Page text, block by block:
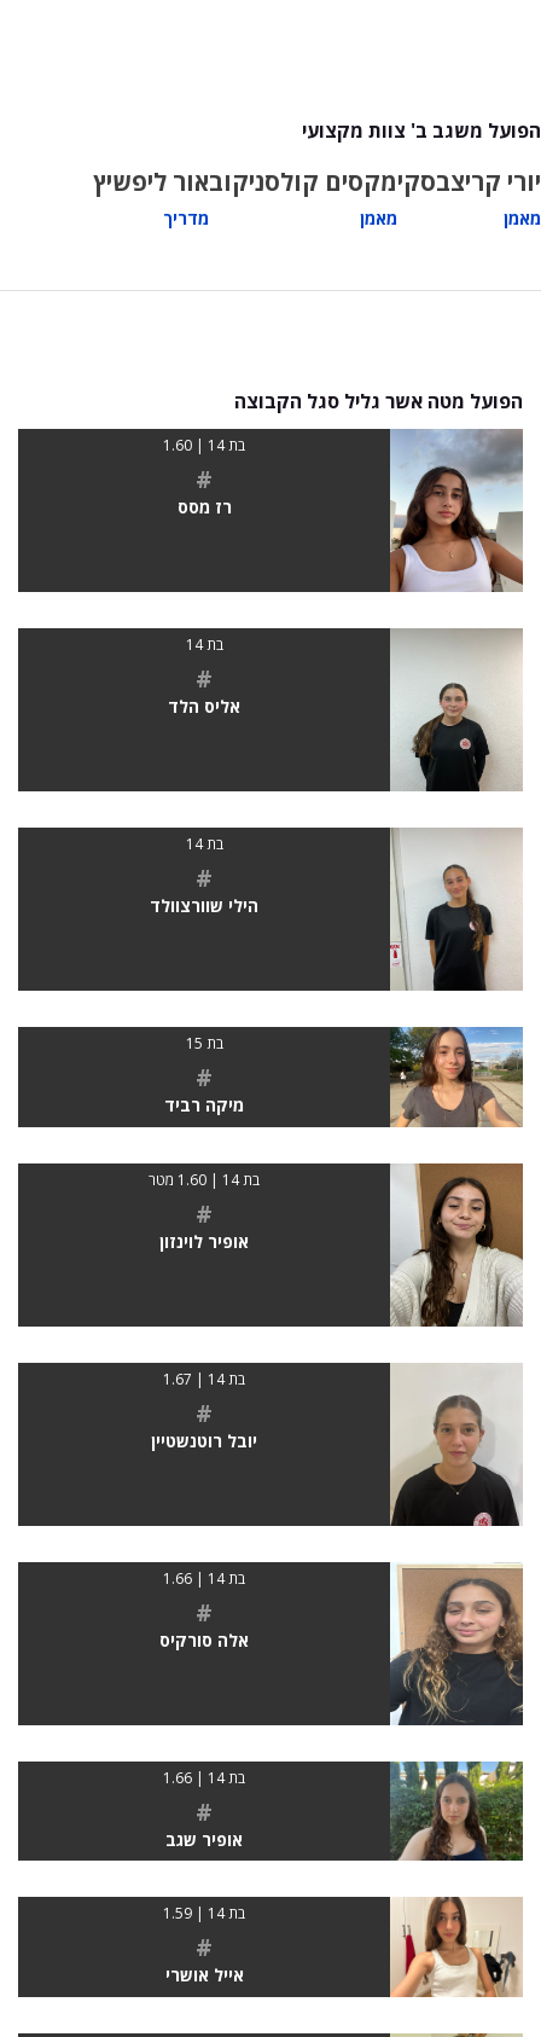
הפועל משגב ב' צוות מקצועי
יורי קריצבסקי
מאמן
מקסים קולסניקוב
מאמן
אור ליפשיץ
מדריך
הפועל מטה אשר גליל סגל הקבוצה
בת 14 | 1.60
#
רז מסס
בת 14
#
אליס הלד
בת 14
#
הילי שוורצוולד
בת 15
#
מיקה רביד
בת 14 | 1.60 מטר
#
אופיר לוינזון
בת 14 | 1.67
#
יובל רוטנשטיין
בת 14 | 1.66
#
אלה סורקיס
בת 14 | 1.66
#
אופיר שגב
בת 14 | 1.59
#
אייל אושרי